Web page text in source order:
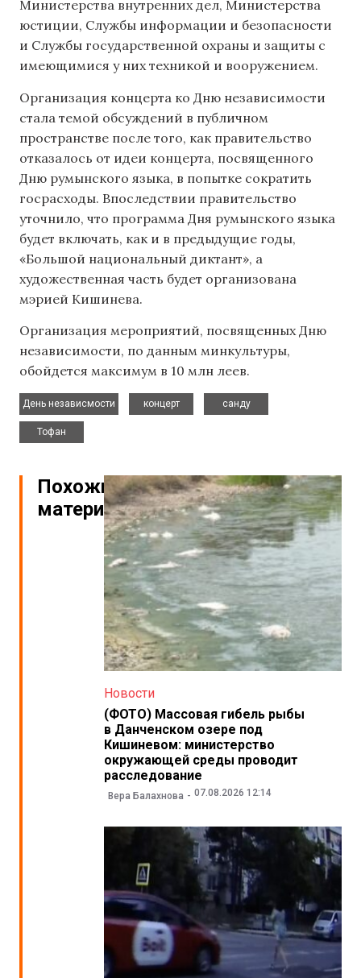
Министерства внутренних дел, Министерства
юстиции, Службы информации и безопасности
и Службы государственной охраны и защиты с
имеющимися у них техникой и вооружением.
Организация концерта ко Дню независимости
стала темой обсуждений в публичном
пространстве после того, как правительство
отказалось от идеи концерта, посвященного
Дню румынского языка, в попытке сократить
госрасходы. Впоследствии правительство
уточнило, что программа Дня румынского языка
будет включать, как и в предыдущие годы,
«Большой национальный диктант», а
художественная часть будет организована
мэрией Кишинева.
Организация мероприятий, посвященных Дню
независимости, по данным минкультуры,
обойдется максимум в 10 млн леев.
День независмости
концерт
санду
Тофан
Похожие
материалы
Новости
(ФОТО) Массовая гибель рыбы
в Данченском озере под
Кишиневом: министерство
окружающей среды проводит
расследование
Вера Балахнова 07.08.2026 12:14